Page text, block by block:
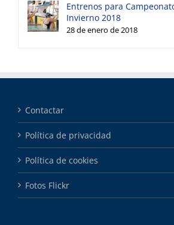
Entrenos para
Invierno 2018
28 de enero de 2018
Contactar
Política de privacidad
Política de cookies
Fotos Flickr